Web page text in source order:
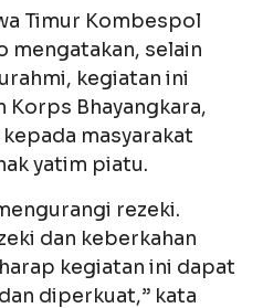
Timur Kombespol
mengatakan, selain
kegiatan ini
Bhayangkara,
masyarakat
yatim piatu.
rezeki.
dan keberkahan
kegiatan ini dapat
diperkuat,” kata